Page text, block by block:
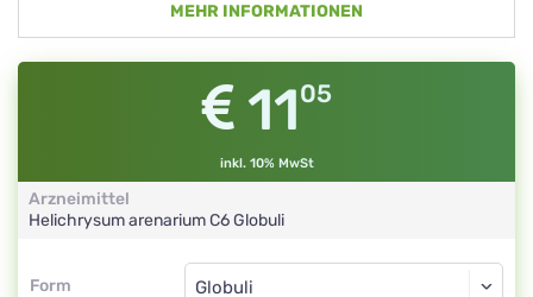
MEHR INFORMATIONEN
1105
inkl. 10% MwSt
Arzneimittel
Helichrysum arenariumC6Globuli
Form
Form